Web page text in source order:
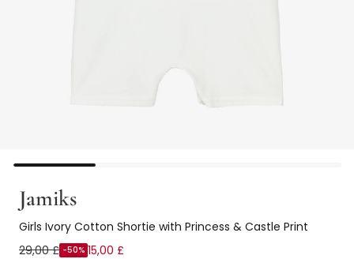
Jamiks
Girls Ivory Cotton Shortie with Princess & Castle Print
29,00 £ -50% 15,00 £